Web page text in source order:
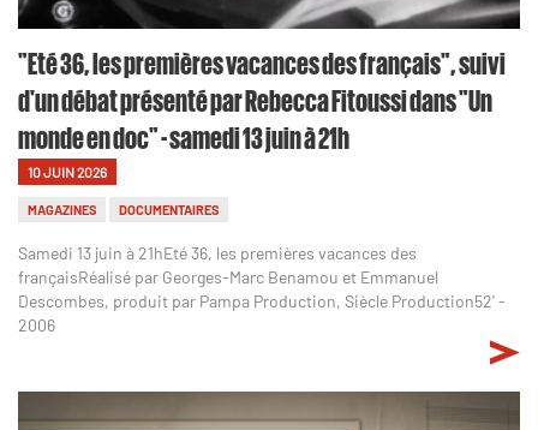
"Eté 36, les premières vacances des français", suivi
d'un débat présenté par Rebecca Fitoussi dans "Un
monde en doc" - samedi 13 juin à 21h
10 JUIN 2026
MAGAZINES DOCUMENTAIRES
Samedi 13 juin à 21hEté 36, les premières vacances des
françaisRéalisé par Georges-Marc Benamou et Emmanuel
Descombes, produit par Pampa Production, Siècle Production52' -
2006